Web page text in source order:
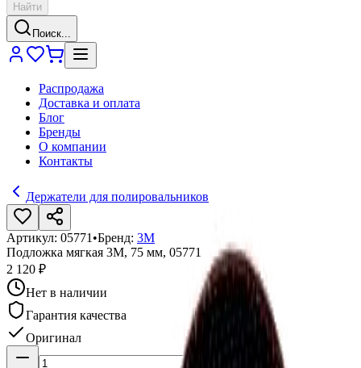
Найти
Поиск...
Распродажа
Доставка и оплата
Блог
Бренды
О компании
Контакты
Держатели для полировальников
Артикул: 05771 •Бренд: 3М
Подложка мягкая 3M, 75 мм, 05771
2 120 ₽
Нет в наличии
Гарантия качества
Оригинал